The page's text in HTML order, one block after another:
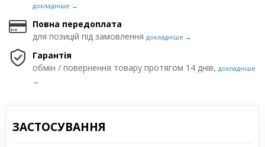
докладніше →
Повна передоплата
для позицій під замовлення докладніше →
Гарантія
обмін / повернення товару протягом 14 днів, докладніше
→
ЗАСТОСУВАННЯ